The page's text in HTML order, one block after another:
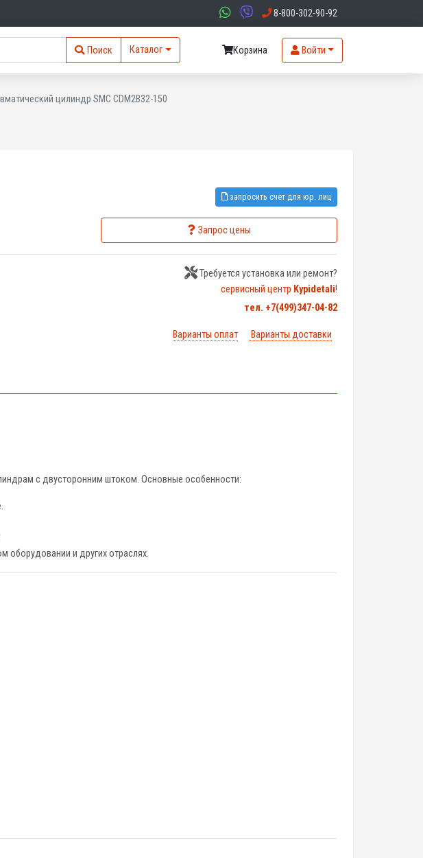
8-800-302-90-92
Поиск Каталог Корзина Войти
цилиндр SMC CDM2B32-150
запросить счет для юр. лиц
Запрос цены
Требуется установка или ремонт?
сервисный центр Kypidetali!
тел. +7(499)347-04-82
Варианты оплат Варианты доставки
с двусторонним штоком. Основные особенности:
оборудовании и других отраслях.